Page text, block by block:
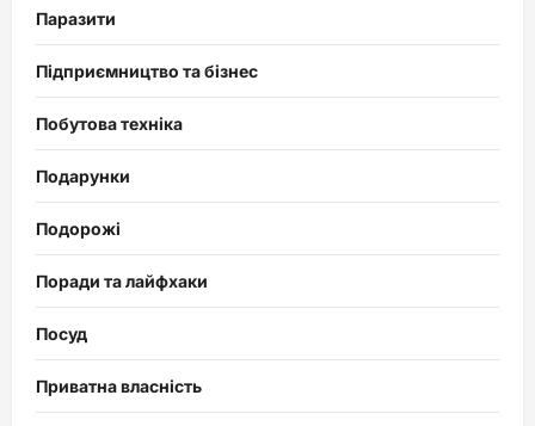
Паразити
Підприємництво та бізнес
Побутова техніка
Подарунки
Подорожі
Поради та лайфхаки
Посуд
Приватна власність